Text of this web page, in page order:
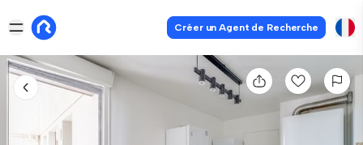
Créer un Agent de Recherche